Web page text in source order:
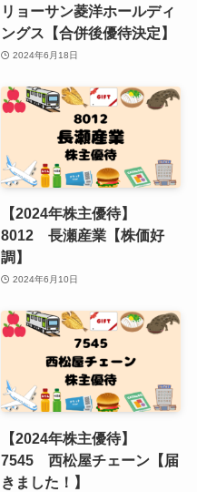
リョーサン菱洋ホールディ
ングス【合併後優待決定】
2024年6月18日
【2024年株主優待】
8012 長瀬産業【株価好
調】
2024年6月10日
【2024年株主優待】
7545 西松屋チェーン【届
きました！】